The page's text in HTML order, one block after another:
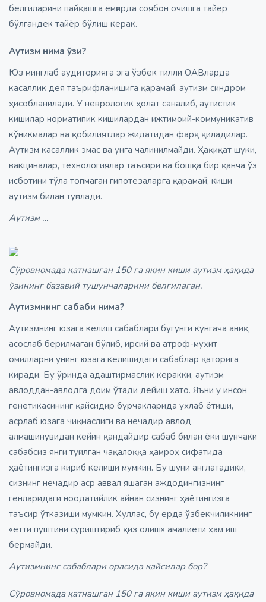
белгиларини пайқашга ёмғирда соябон очишга тайёр
бўлгандек тайёр бўлиш керак.
Аутизм нима ўзи?
Юз минглаб аудиторияга эга ўзбек тилли ОАВларда
касаллик дея таърифланишига қарамай, аутизм синдром
ҳисобланилади. У неврологик ҳолат саналиб, аутистик
кишилар норматипик кишилардан ижтимоий-коммуникатив
кўникмалар ва қобилиятлар жидатидан фарқ қиладилар.
Аутизм касаллик эмас ва унга чалинилмайди. Ҳақиқат шуки,
вакциналар, технологиялар таъсири ва бошқа бир қанча ўз
исботини тўла топмаган гипотезаларга қарамай, киши
аутизм билан туғилади.
Аутизм …
Сўровномада қатнашган 150 га яқин киши аутизм ҳақида
ўзининг базавий тушунчаларини белгилаган.
Аутизмнинг сабаби нима?
Аутизмнинг юзага келиш сабаблари бугунги кунгача аниқ
асослаб берилмаган бўлиб, ирсий ва атроф-муҳит
омилларни унинг юзага келишидаги сабаблар қаторига
киради. Бу ўринда адаштирмаслик керакки, аутизм
авлоддан-авлодга доим ўтади дейиш хато. Яъни у инсон
генетикасининг қайсидир бурчакларида ухлаб ётиши,
асрлаб юзага чиқмаслиги ва нечадир авлод
алмашинувидан кейин қандайдир сабаб билан ёки шунчаки
сабабсиз янги туғилган чақалоққа ҳамроҳ сифатида
ҳаётингизга кириб келиши мумкин. Бу шуни англатадики,
сизнинг нечадир аср аввал яшаган аждодингизнинг
генларидаги ноодатийлик айнан сизнинг ҳаётингизга
таъсир ўтказиши мумкин. Хуллас, бу ерда ўзбекчиликнинг
«етти пуштини суриштириб қиз олиш» амалиёти ҳам иш
бермайди.
Аутизмнинг сабаблари орасида қайсилар бор?
Сўровномада қатнашган 150 га яқин киши аутизм ҳақида